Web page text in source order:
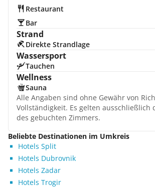
Restaurant
Bar
Strand
Direkte Strandlage
Wassersport
Tauchen
Wellness
Sauna
Alle Angaben sind ohne Gewähr von
Vollständigkeit. Es gelten ausschließlich
des gebuchten Zimmers.
Beliebte Destinationen im Umkreis
Hotels Split
Hotels Dubrovnik
Hotels Zadar
Hotels Trogir